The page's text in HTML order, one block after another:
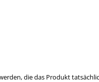
die das Produkt